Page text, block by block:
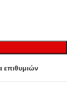
επιθυμιών